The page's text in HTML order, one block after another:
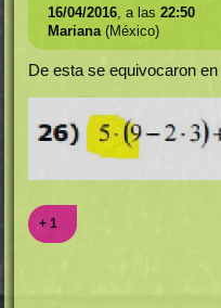
16/04/2016, a las 22:50
Mariana(México)
De esta se equivocaron
+ 1